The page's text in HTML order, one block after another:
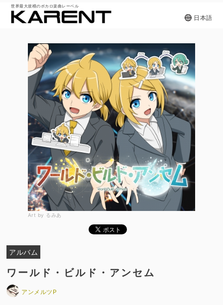
世界最大規模のボカロ楽曲レーベル
日本語
Art by るみあ
アルバム
ワールド・ビルド・アンセム
アンメルツP